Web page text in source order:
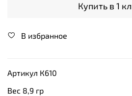
Купить в 1
В избранное
Артикул К610
Вес 8,9 гр